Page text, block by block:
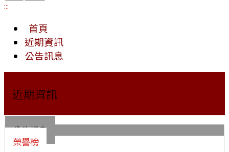
:::
首頁
近期資訊
公告訊息
近期資訊
公告訊息
榮譽榜